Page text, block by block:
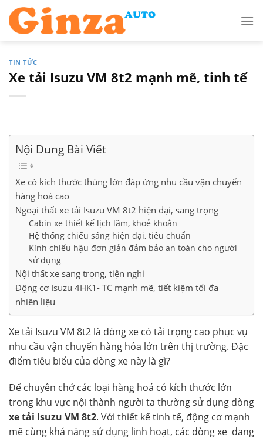
Skip
content
TIN TỨC
Xe tải Isuzu VM 8t2 mạnh mẽ, tinh tế
Nội Dung Bài Viết
Xe có kích thước thùng lớn đáp ứng nhu cầu vận chuyển
hàng hoá cao
Ngoại thất xe tải Isuzu VM 8t2 hiện đại, sang trọng
Cabin xe thiết kế lịch lãm, khoẻ khoắn
Hệ thống chiếu sáng hiện đại, tiêu chuẩn
Kính chiếu hậu đơn giản đảm bảo an toàn cho người
sử dụng
Nội thất xe sang trọng, tiện nghi
Động cơ Isuzu 4HK1- TC mạnh mẽ, tiết kiệm tối đa
nhiên liệu
Xe tải Isuzu VM 8t2 là dòng xe có tải trọng cao phục vụ
nhu cầu vận chuyển hàng hóa lớn trên thị trường. Đặc
điểm tiêu biểu của dòng xe này là gì?
Để chuyên chở các loại hàng hoá có kích thước lớn
trong khu vực nội thành người ta thường sử dụng dòng
xe tải Isuzu VM 8t2. Với thiết kế tinh tế, động cơ mạnh
mẽ cùng khả năng sử dụng linh hoạt, các dòng xe đang